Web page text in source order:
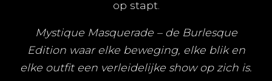
op stapt.
Mystique Masquerade – de Burlesque
Edition waar elke beweging, elke blik en
elke outfit een verleidelijke show op zich is.